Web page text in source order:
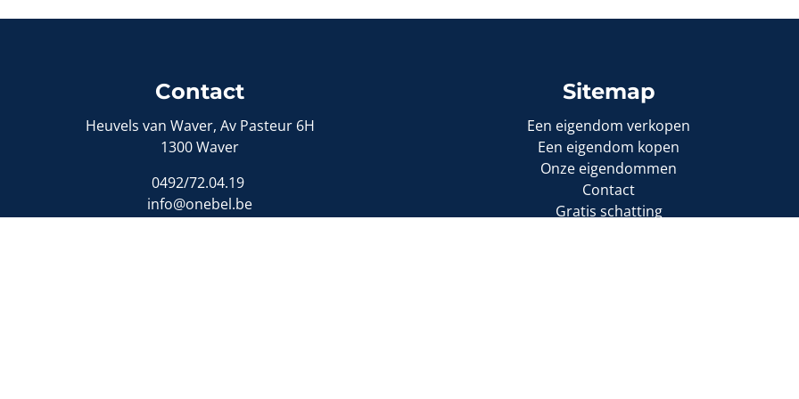
Contact
Heuvels van Waver, Av Pasteur 6H
1300 Waver
0492/72.04.19
info@onebel.be
Sitemap
Een eigendom verkopen
Een eigendom kopen
Onze eigendommen
Contact
Gratis schatting